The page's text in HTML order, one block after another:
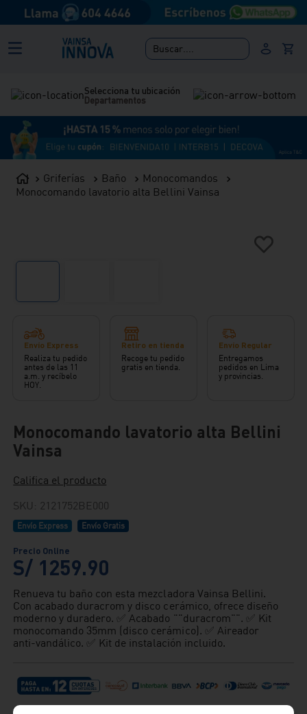
Buscar....
Selecciona tu ubicación
Departamentos
Griferías Baño
Monocomandos
Monocomando lavatorio alta Bellini Vainsa
Envío Express
Realiza tu pedido
antes de las 11
a.m. y recíbelo
HOY.
Retiro en tienda
Recoge tu pedido
gratis en tienda.
Envío Regular
Entregamos
pedidos en Lima
y provincias.
Monocomando lavatorio alta Bellini
Vainsa
Califica el producto
SKU : 2121752BE000
Envío Express Envío Gratis
S/ 1259.90
Renueva tu baño con esta mezcladora Vainsa Bellini.
Con acabado duracrom y disco cerámico, ofrece diseño
moderno y duradero. ✅ Acabado ""duracrom"". ✅ Kit
monocomando 35mm (disco cerámico). ✅ Aireador
anti-vandálico. ✅ Kit de instalación incluido.